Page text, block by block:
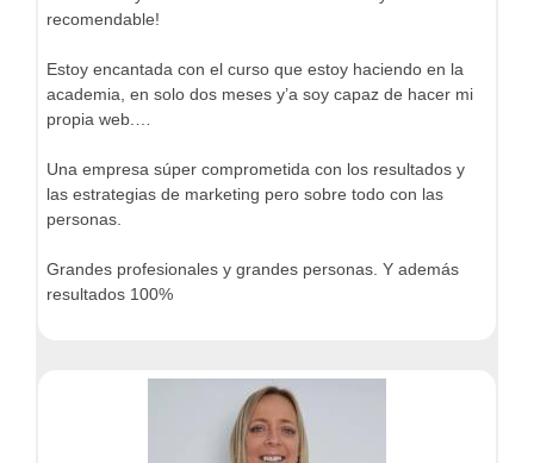
recomendable!
Estoy encantada con el curso que estoy haciendo en la
academia, en solo dos meses y’a soy capaz de hacer mi
propia web.…
Una empresa súper comprometida con los resultados y
las estrategias de marketing pero sobre todo con las
personas.
Grandes profesionales y grandes personas. Y además
resultados 100%